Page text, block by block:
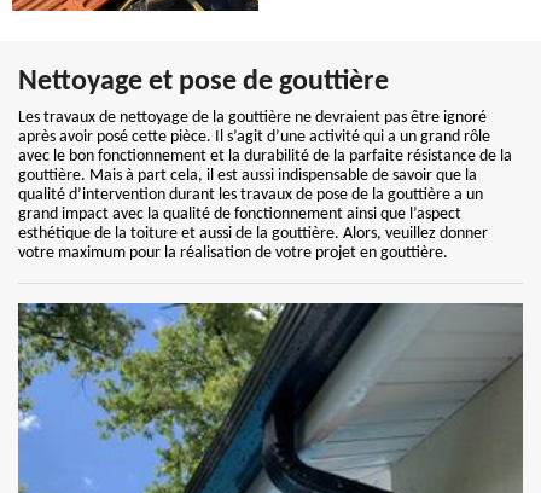
Nettoyage et pose de gouttière
Les travaux de nettoyage de la gouttière ne devraient pas être ignoré
après avoir posé cette pièce. Il s’agit d’une activité qui a un grand rôle
avec le bon fonctionnement et la durabilité de la parfaite résistance de la
gouttière. Mais à part cela, il est aussi indispensable de savoir que la
qualité d’intervention durant les travaux de pose de la gouttière a un
grand impact avec la qualité de fonctionnement ainsi que l’aspect
esthétique de la toiture et aussi de la gouttière. Alors, veuillez donner
votre maximum pour la réalisation de votre projet en gouttière.